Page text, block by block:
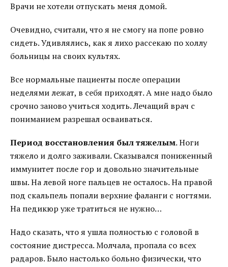
Врачи не хотели отпускать меня домой.
Очевидно, считали, что я не смогу на попе ровно
сидеть. Удивлялись, как я лихо рассекаю по холлу
больницы на своих культях.
Все нормальные пациенты после операции
неделями лежат, в себя приходят. А мне надо было
срочно заново учиться ходить. Лечащий врач с
пониманием разрешал осваиваться.
Период восстановления был тяжелым. Ноги
тяжело и долго заживали. Сказывался пониженный
иммунитет после гор и довольно значительные
швы. На левой ноге пальцев не осталось. На правой
под скальпель попали верхние фаланги с ногтями.
На педикюр уже тратиться не нужно…
Надо сказать, что я ушла полностью с головой в
состояние дистресса. Молчала, пропала со всех
радаров. Было настолько больно физически, что